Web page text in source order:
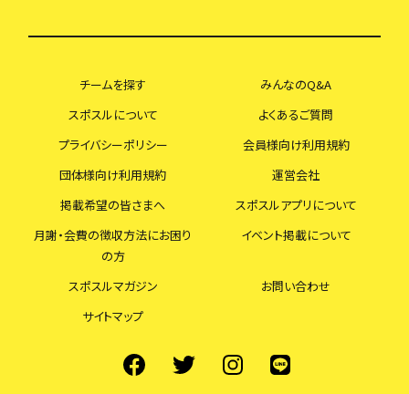
チームを探す
みんなのQ&A
スポスルについて
よくあるご質問
プライバシーポリシー
会員様向け利用規約
団体様向け利用規約
運営会社
掲載希望の皆さまへ
スポスルアプリについて
月謝・会費の徴収方法にお困り
の方
イベント掲載について
スポスルマガジン
お問い合わせ
サイトマップ